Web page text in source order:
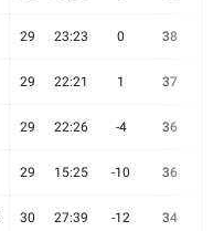
29 23:23 0 38
29 22:21 1 37
29 22:26 -4 36
29 15:25 -10 36
30 27:39 -12 34